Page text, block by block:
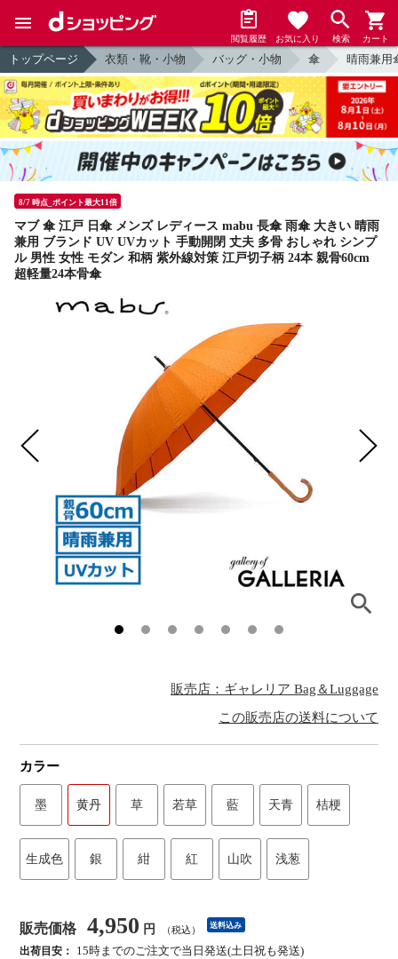
閲覧履歴 お気に入り 検索 カート
トップページ 衣類・靴・小物 バッグ・小物 傘 晴雨兼用
8/7 時点_ポイント最大11倍
マブ 傘 江戸 日傘 メンズ レディース mabu 長傘 雨傘 大きい 晴雨
兼用 ブランド UV UVカット 手動開閉 丈夫 多骨 おしゃれ シンプ
ル 男性 女性 モダン 和柄 紫外線対策 江戸切子柄 24本 親骨60cm
超軽量24本骨傘
販売店：ギャレリア Bag＆Luggage
この販売店の送料について
カラー
墨 黄丹 草 若草 藍 天青 桔梗
生成色 銀 紺 紅 山吹 浅葱
販売価格 4,950 円 （税込） 送料込み
出荷目安：
15時までのご注文で当日発送(土日祝も発送)